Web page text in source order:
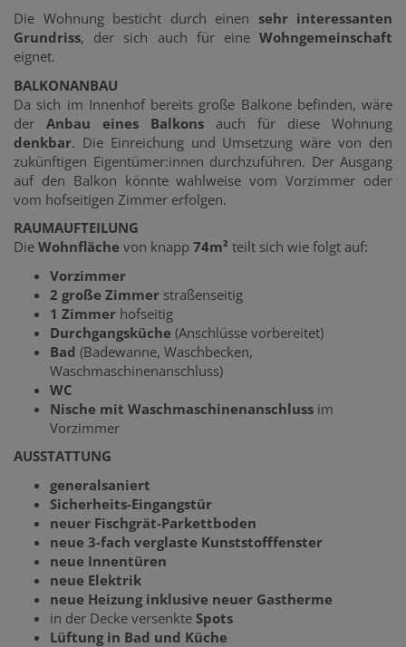
Die Wohnung besticht durch einen sehr interessanten
Grundriss, der sich auch für eine Wohngemeinschaft
eignet.
BALKONANBAU
Da sich im Innenhof bereits große Balkone befinden, wäre
der Anbau eines Balkons auch für diese Wohnung
denkbar. Die Einreichung und Umsetzung wäre von den
zukünftigen Eigentümer:innen durchzuführen. Der Ausgang
auf den Balkon könnte wahlweise vom Vorzimmer oder
vom hofseitigen Zimmer erfolgen.
RAUMAUFTEILUNG
Die Wohnfläche von knapp 74m² teilt sich wie folgt auf:
Vorzimmer
2 große Zimmer straßenseitig
1 Zimmer hofseitig
Durchgangsküche (Anschlüsse vorbereitet)
Bad (Badewanne, Waschbecken,
Waschmaschinenanschluss)
WC
Nische mit Waschmaschinenanschluss im
Vorzimmer
AUSSTATTUNG
generalsaniert
Sicherheits-Eingangstür
neuer Fischgrät-Parkettboden
neue 3-fach verglaste Kunststofffenster
neue Innentüren
neue Elektrik
neue Heizung inklusive neuer Gastherme
in der Decke versenkte Spots
Lüftung in Bad und Küche